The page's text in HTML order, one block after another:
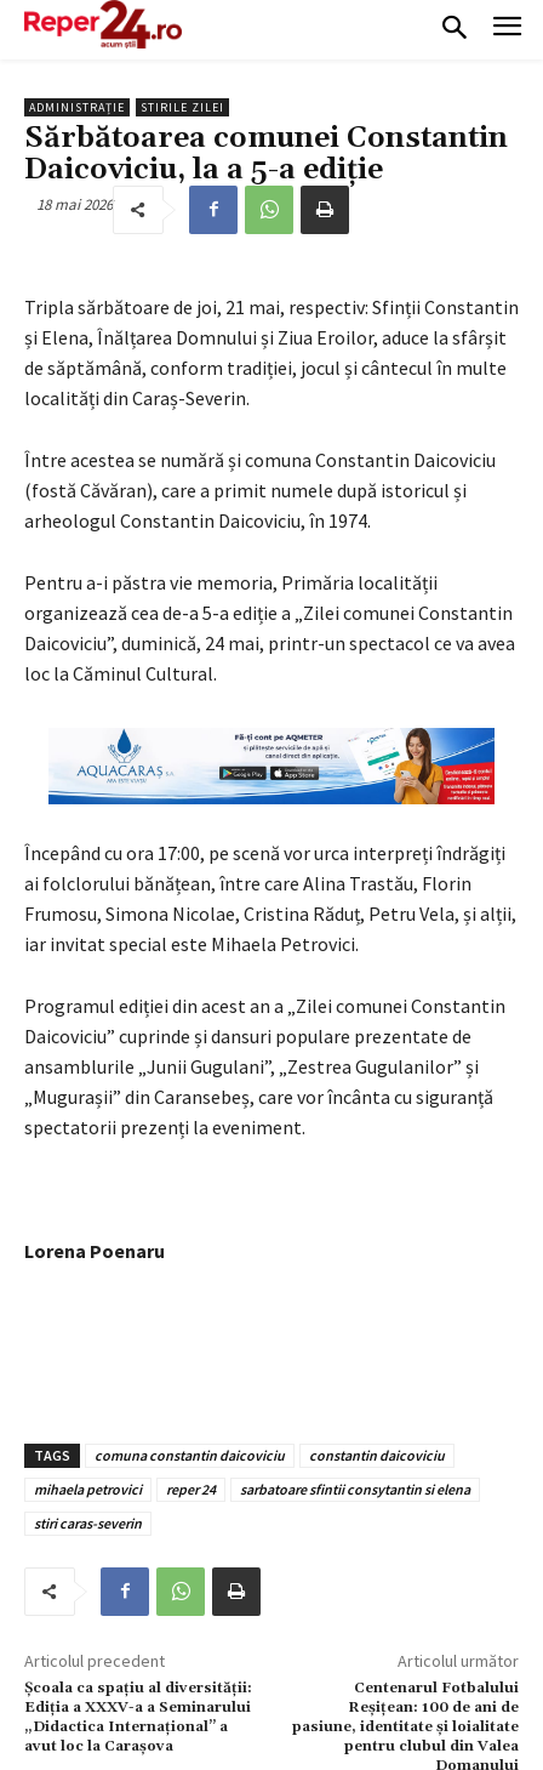
ADMINISTRAȚIE STIRILE ZILEI
Sărbătoarea comunei Constantin
Daicoviciu, la a 5-a ediție
18 mai 2026
Tripla sărbătoare de joi, 21 mai, respectiv: Sfinții Constantin
și Elena, Înălțarea Domnului și Ziua Eroilor, aduce la sfârșit
de săptămână, conform tradiției, jocul și cântecul în multe
localități din Caraș-Severin.
Între acestea se numără și comuna Constantin Daicoviciu
(fostă Căvăran), care a primit numele după istoricul și
arheologul Constantin Daicoviciu, în 1974.
Pentru a-i păstra vie memoria, Primăria localității
organizează cea de-a 5-a ediție a „Zilei comunei Constantin
Daicoviciu”, duminică, 24 mai, printr-un spectacol ce va avea
loc la Căminul Cultural.
Începând cu ora 17:00, pe scenă vor urca interpreți îndrăgiți
ai folclorului bănățean, între care Alina Trastău, Florin
Frumosu, Simona Nicolae, Cristina Răduț, Petru Vela, și alții,
iar invitat special este Mihaela Petrovici.
Programul ediției din acest an a „Zilei comunei Constantin
Daicoviciu” cuprinde și dansuri populare prezentate de
ansamblurile „Junii Gugulani”, „Zestrea Gugulanilor” și
„Mugurașii” din Caransebeș, care vor încânta cu siguranță
spectatorii prezenți la eveniment.
Lorena Poenaru
TAGS comuna constantin daicoviciu
constantin daicoviciu
mihaela petrovici
reper 24
sarbatoare sfintii consytantin si elena
stiri caras-severin
Articolul precedent
Școala ca spațiu al diversității:
Ediția a XXXV-a a Seminarului
„Didactica Internațional” a
avut loc la Carașova
Articolul următor
Centenarul Fotbalului
Reșițean: 100 de ani de
pasiune, identitate și loialitate
pentru clubul din Valea
Domanului